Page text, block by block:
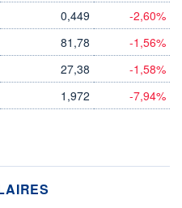
0,449 -2,60%
81,78 -1,56%
27,38 -1,58%
1,972 -7,94%